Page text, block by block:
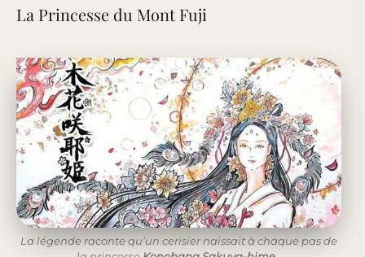
La Princesse du Mont Fuji
La légende raconte qu’un cerisier naissait à chaque pas de